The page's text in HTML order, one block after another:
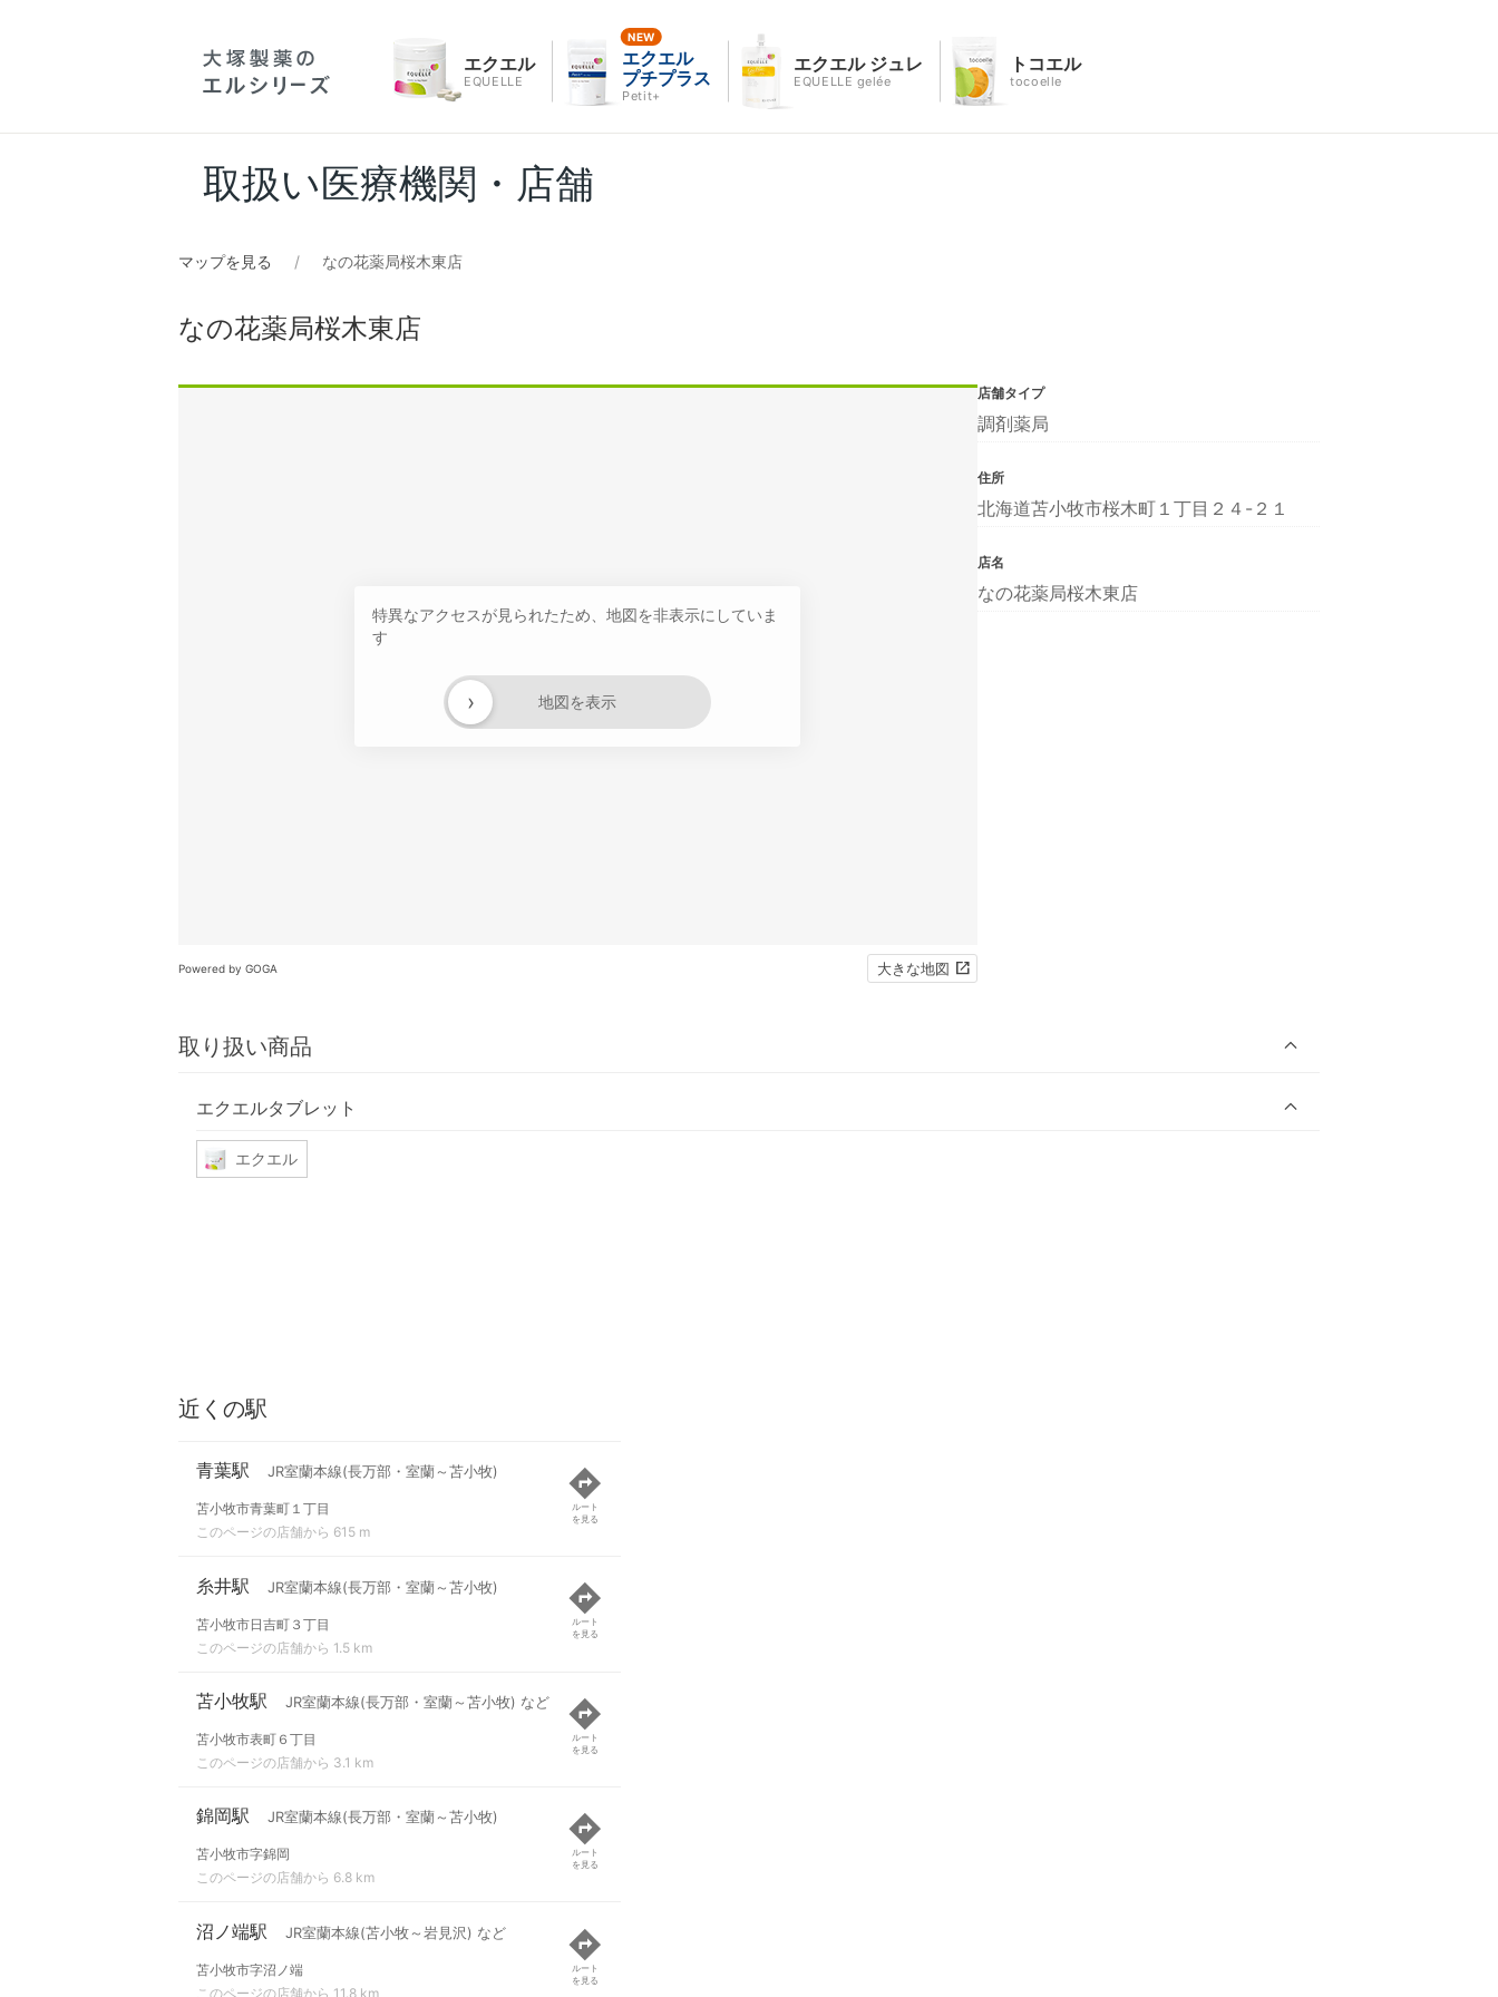
エクエル
EQUELLE
エクエル
プチプラス
Petit+
エクエル ジュレ
EQUELLE gelée
トコエル
tocoelle
取扱い医療機関・店舗
マップを見る なの花薬局桜木東店
なの花薬局桜木東店
特異なアクセスが見られたため、地図を非表示にしていま
す
地図を表示
›
Powered by GOGA 大きな地図
取り扱い商品
エクエルタブレット
エクエル
店舗タイプ
調剤薬局
住所
北海道苫小牧市桜木町１丁目２４-２１
店名
なの花薬局桜木東店
近くの駅
青葉駅 JR室蘭本線(長万部・室蘭～苫小牧)
苫小牧市青葉町１丁目
このページの店舗から 615 m
ルート
を見る
糸井駅 JR室蘭本線(長万部・室蘭～苫小牧)
苫小牧市日吉町３丁目
このページの店舗から 1.5 km
ルート
を見る
苫小牧駅 JR室蘭本線(長万部・室蘭～苫小牧) など
苫小牧市表町６丁目
このページの店舗から 3.1 km
ルート
を見る
錦岡駅 JR室蘭本線(長万部・室蘭～苫小牧)
苫小牧市字錦岡
このページの店舗から 6.8 km
ルート
を見る
沼ノ端駅 JR室蘭本線(苫小牧～岩見沢) など
苫小牧市字沼ノ端
このページの店舗から 11.8 km
ルート
を見る